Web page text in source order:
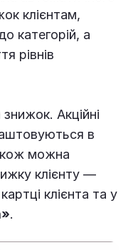
клієнтам,
категорій, а
рівнів
Акційні
в
можна
клієнту —
клієнта та у
.